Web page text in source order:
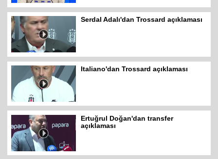
Serdal Adalı'dan Trossard açıklaması
Italiano'dan Trossard açıklaması
Ertuğrul Doğan'dan transfer
açıklaması